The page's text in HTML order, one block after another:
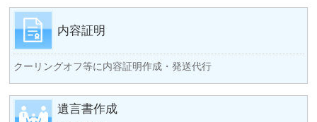
内容証明
クーリングオフ等に内容証明作成・発送代行
遺言書作成